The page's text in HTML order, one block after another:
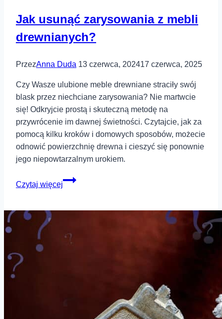
Jak usunąć zarysowania z mebli
drewnianych?
PrzezAnna Duda 13 czerwca, 202417 czerwca, 2025
Czy Wasze ulubione meble drewniane straciły swój
blask przez niechciane zarysowania? Nie martwcie
się! Odkryjcie prostą i skuteczną metodę na
przywrócenie im dawnej świetności. Czytajcie, jak za
pomocą kilku kroków i domowych sposobów, możecie
odnowić powierzchnię drewna i cieszyć się ponownie
jego niepowtarzalnym urokiem.
Czytaj więcej
Jak
drewnianych?